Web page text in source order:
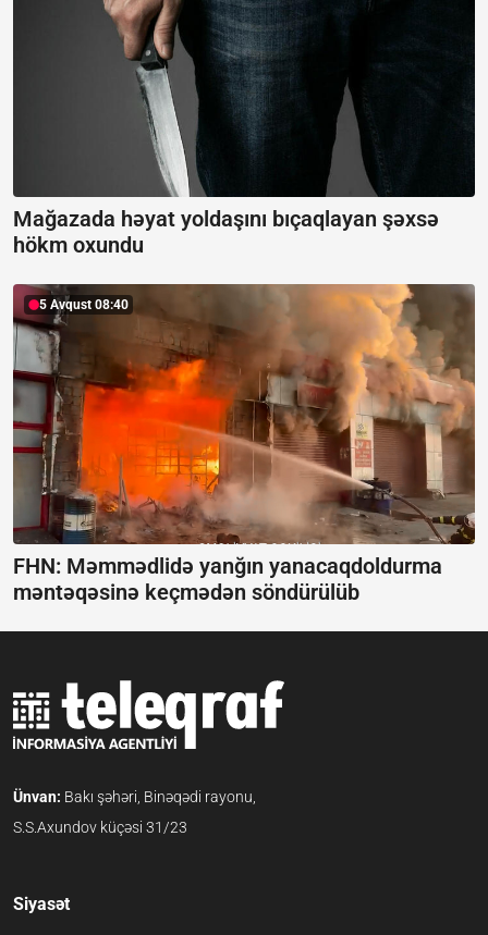
Mağazada həyat yoldaşını bıçaqlayan şəxsə
hökm oxundu
5 Avqust 08:40
FHN: Məmmədlidə yanğın yanacaqdoldurma
məntəqəsinə keçmədən söndürülüb
Ünvan: Bakı şəhəri, Binəqədi rayonu,
S.S.Axundov küçəsi 31/23
Siyasət